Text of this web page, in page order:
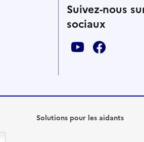
Suivez-nous
sociaux
Solutions pour les aidants